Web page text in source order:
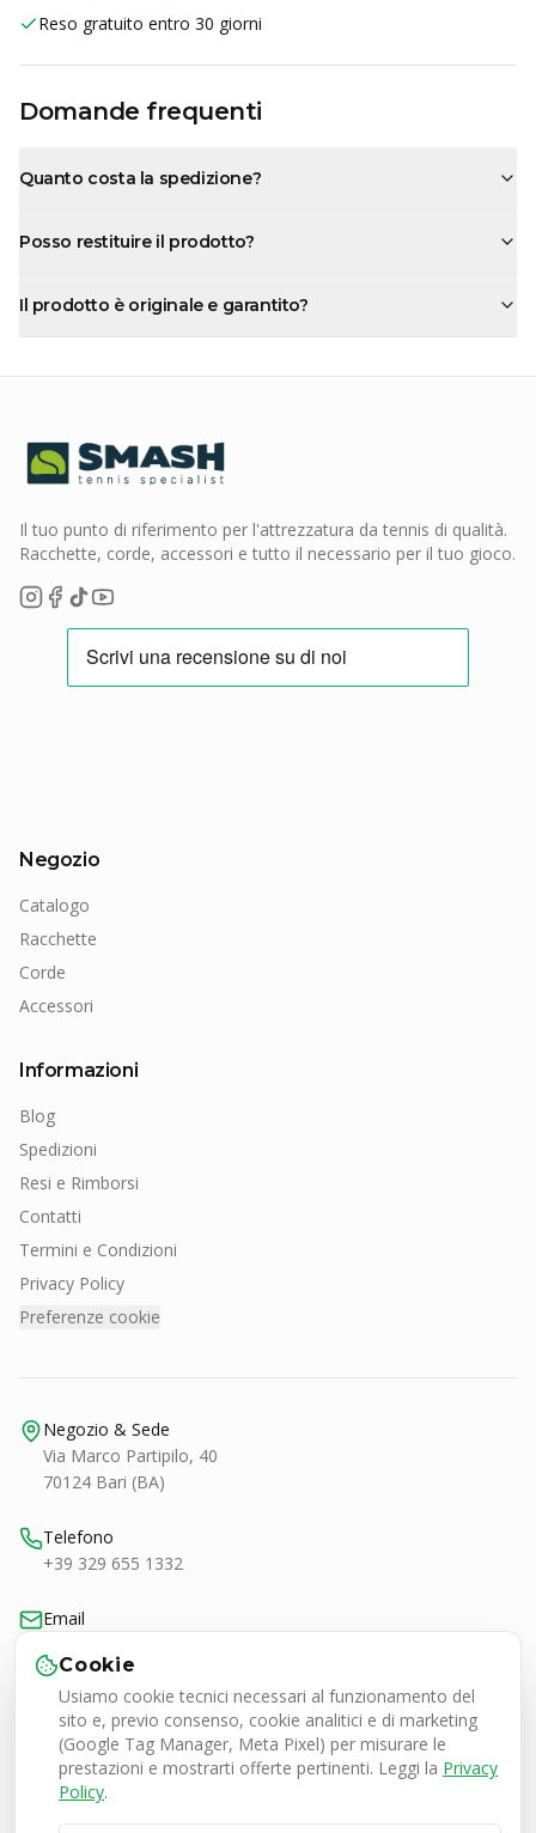
Reso gratuito entro 30 giorni
Domande frequenti
Quanto costa la spedizione?
Posso restituire il prodotto?
Il prodotto è originale e garantito?
Il tuo punto di riferimento per l'attrezzatura da tennis di qualità.
Racchette, corde, accessori e tutto il necessario per il tuo gioco.
Negozio
Catalogo
Racchette
Corde
Accessori
Informazioni
Blog
Spedizioni
Resi e Rimborsi
Contatti
Termini e Condizioni
Privacy Policy
Preferenze cookie
Negozio & Sede
Via Marco Partipilo, 40
70124 Bari (BA)
Telefono
+39 329 655 1332
Email
Orari
Lun-Ven 9:00-20:30
Sab 9:00-13:00 / 16:30-20:30
Cookie
Usiamo cookie tecnici necessari al funzionamento del
sito e, previo consenso, cookie analitici e di marketing
(Google Tag Manager, Meta Pixel) per misurare le
prestazioni e mostrarti offerte pertinenti. Leggi la Privacy
Policy.